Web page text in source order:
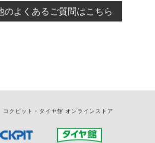
の3営業日前を過ぎている場合のご予約
につきましては、直接ご予約の店舗まで
のよくあるご質問はこちら
コクピット・タイヤ館 オンラインストア